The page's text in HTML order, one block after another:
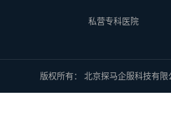
私营专科医院
版权所有： 北京探马企服科技有限